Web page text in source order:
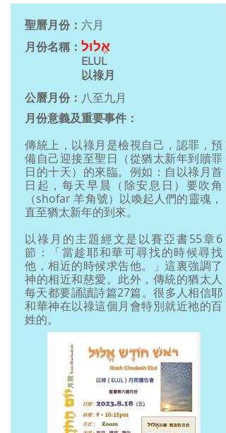
聖曆月份： 六月
月份名稱： אֱלוּל
ELUL
以祿月
公曆月份： 八至九月
月份意義及重要事件：
傳統上，以祿月是檢視自己，認罪，預
備自己迎接至聖日（從猶太新年到贖罪
日的十天）的來臨。例如：自以祿月首
日起，每天早晨（除安息日）要吹角
（shofar 羊角號）以喚起人們的靈魂，
直至猶太新年的到來。
以祿月的主題經文是以賽亞書55章6
節：「當趁耶和華可尋找的時候尋找
他，相近的時候求告他。」這裏強調了
神的相近和慈愛。此外，傳統的猶太人
每天都要誦讀詩篇27篇。很多人相信耶
和華神在以祿這個月會特別就近祂的百
姓的。